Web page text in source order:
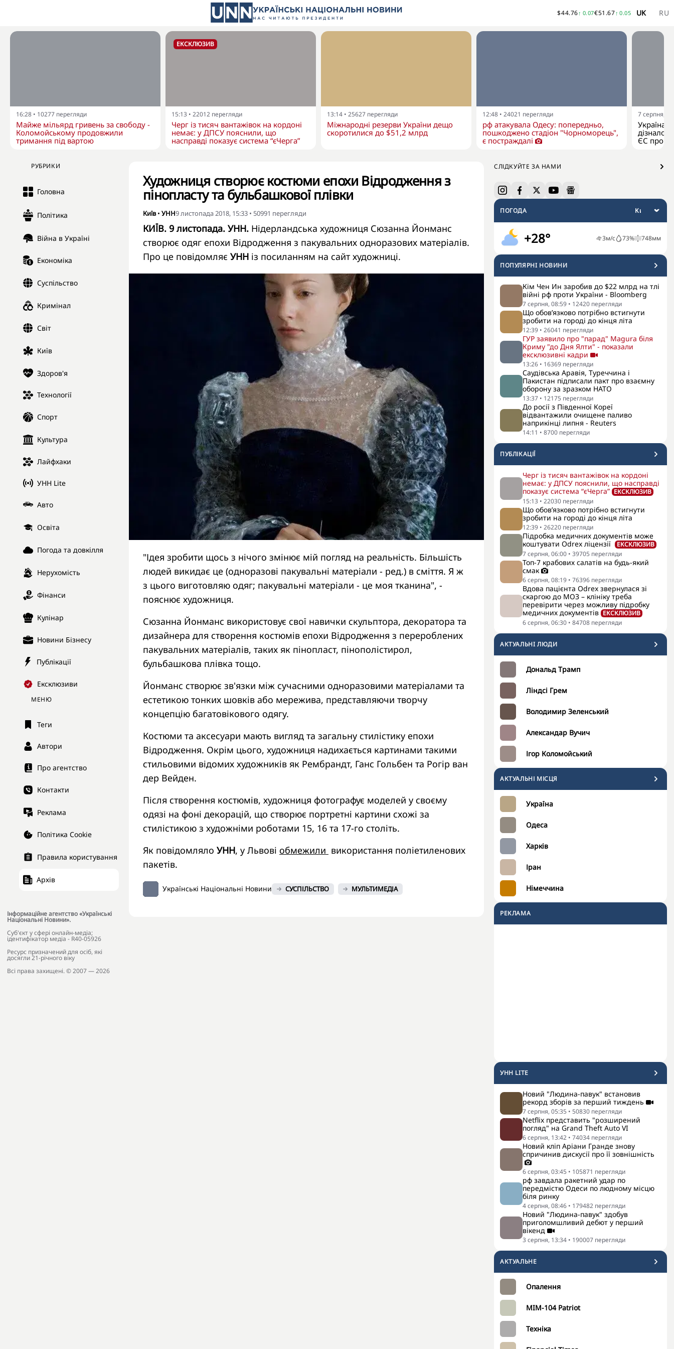
$44.76↑ 0.07€51.67↑ 0.05 UK RU
16:28 • 10277 перегляди
Майже мільярд гривень за свободу -
Коломойському продовжили
тримання під вартою
ЕКСКЛЮЗИВ
15:13 • 22012 перегляди
Черг із тисяч вантажівок на кордоні
немає: у ДПСУ пояснили, що
насправді показує система “єЧерга”
13:14 • 25627 перегляди
Міжнародні резерви України дещо
скоротилися до $51,2 млрд
12:48 • 24021 перегляди
рф атакувала Одесу: попередньо,
пошкоджено стадіон "Чорноморець",
є постраждалі
7 серпня,
Україна
ЄС про
РУБРИКИ
Головна
Політика
Війна в Україні
Економіка
Суспільство
Кримінал
Світ
Київ
Здоров'я
Технології
Спорт
Культура
Лайфхаки
УНН Lite
Авто
Освіта
Погода та довкілля
Нерухомість
Фінанси
Кулінар
Новини Бізнесу
Публікації
Ексклюзиви
МЕНЮ
Теги
Автори
Про агентство
Контакти
Реклама
Політика Cookie
Правила користування
Архів
Інформаційне агентство «Українські
Національні Новини».
Cуб'єкт у сфері онлайн-медіа;
ідентифікатор медіа - R40-05926
Ресурс призначений для осіб, які
досягли 21-річного віку
Всі права захищені. © 2007 — 2026
СЛІДКУЙТЕ ЗА НАМИ
ПОГОДА
+28° 3м/с 73% 748мм
ПОПУЛЯРНI НОВИНИ
Кім Чен Ин заробив до $22 млрд на тлі
війні рф проти України - Bloomberg
7 серпня, 08:59 • 12420 перегляди
Що обов’язково потрібно встигнути
зробити на городі до кінця літа
12:39 • 26041 перегляди
ГУР заявило про "парад" Magura біля
Криму "до Дня Ялти" - показали
ексклюзивні кадри
13:26 • 16369 перегляди
Саудівська Аравія, Туреччина і
Пакистан підписали пакт про взаємну
оборону за зразком НАТО
13:37 • 12175 перегляди
До росії з Південної Кореї
відвантажили очищене паливо
наприкінці липня - Reuters
14:11 • 8700 перегляди
ПУБЛІКАЦІЇ
Черг із тисяч вантажівок на кордоні
немає: у ДПСУ пояснили, що насправді
показує система “єЧерга” ЕКСКЛЮЗИВ
15:13 • 22030 перегляди
Що обов’язково потрібно встигнути
зробити на городі до кінця літа
12:39 • 26220 перегляди
Підробка медичних документів може
коштувати Odrex ліцензії
ЕКСКЛЮЗИВ
7 серпня, 06:00 • 39705 перегляди
Топ-7 крабових салатів на будь-який
смак
6 серпня, 08:19 • 76396 перегляди
Вдова пацієнта Odrex звернулася зі
скаргою до МОЗ – клініку треба
перевірити через можливу підробку
медичних документів ЕКСКЛЮЗИВ
6 серпня, 06:30 • 84708 перегляди
АКТУАЛЬНI ЛЮДИ
Дональд Трамп
Ліндсі Грем
Володимир Зеленський
Александар Вучич
Ігор Коломойський
АКТУАЛЬНІ МІСЦЯ
Україна
Одеса
Харків
Іран
Німеччина
РЕКЛАМА
УНН LITE
Новий "Людина-павук" встановив
рекорд зборів за перший тиждень
7 серпня, 05:35 • 50830 перегляди
Netflix представить "розширений
погляд" на Grand Theft Auto VI
6 серпня, 13:42 • 74034 перегляди
Новий кліп Аріани Гранде знову
спричинив дискусії про її зовнішність
6 серпня, 03:45 • 105871 перегляди
рф завдала ракетний удар по
передмістю Одеси по людному місцю
біля ринку
4 серпня, 08:46 • 179482 перегляди
Новий "Людина-павук" здобув
приголомшливий дебют у перший
вікенд
3 серпня, 13:34 • 190007 перегляди
АКТУАЛЬНЕ
Опалення
MIM-104 Patriot
Техніка
Художниця створює костюми епохи Відродження з
пінопласту та бульбашкової плівки
Київ• УНН9 листопада 2018, 15:33 • 50991 перегляди
КИЇВ. 9 листопада. УНН. Нідерландська художниця Сюзанна Йонманс
створює одяг епохи Відродження з пакувальних одноразових матеріалів.
Про це повідомляє УНН із посиланням на сайт художниці.
"Ідея зробити щось з нічого змінює мій погляд на реальність. Більшість
людей викидає це (одноразові пакувальні матеріали - ред.) в сміття. Я ж
з цього виготовляю одяг; пакувальні матеріали - це моя тканина", -
пояснює художниця.
Сюзанна Йонманс використовує свої навички скульптора, декоратора та
дизайнера для створення костюмів епохи Відродження з перероблених
пакувальних матеріалів, таких як пінопласт, пінополістирол,
бульбашкова плівка тощо.
Йонманс створює зв'язки між сучасними одноразовими матеріалами та
естетикою тонких шовків або мережива, представляючи творчу
концепцію багатовікового одягу.
Костюми та аксесуари мають вигляд та загальну стилістику епохи
Відродження. Окрім цього, художниця надихається картинами такими
стильовими відомих художників як Рембрандт, Ганс Гольбен та Рогір ван
дер Вейден.
Після створення костюмів, художниця фотографує моделей у своєму
одязі на фоні декорацій, що створює портретні картини схожі за
стилістикою з художніми роботами 15, 16 та 17-го століть.
Як повідомляло УНН, у Львові обмежили використання поліетиленових
пакетів.
Українські Національні Новини СУСПІЛЬСТВО МУЛЬТИМЕДІА